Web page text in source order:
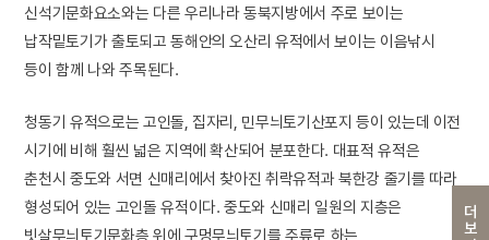
더보기
신석기문화요소와는 다른 우리나라 동북지방에서 주로 보이는
납작밑토기가 출토되고 동해안의 오산리 유적에서 보이는 이음낚시
등이 함께 나와 주목된다.
청동기 유적으로는 고인돌, 집자리, 민무늬토기산포지 등이 있는데 이전
시기에 비해 훨씬 넓은 지역에 확산되어 분포한다. 대표적 유적은
춘천시 중도와 서면 신매리에서 찾아진 취락유적과 북한강 줄기를 따라
형성되어 있는 고인돌 유적이다. 중도와 신매리 일원의 지층은
빗살무늬토기문화층 위에 구멍무늬토기를 주류로 하는